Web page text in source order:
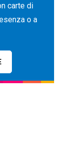
carte di
o a